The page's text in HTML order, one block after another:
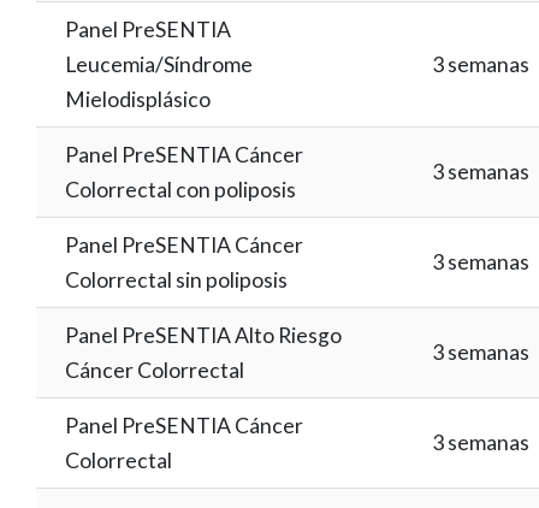
Panel PreSENTIA
Leucemia/Síndrome
Mielodisplásico
3 semanas
Panel PreSENTIA Cáncer
Colorrectal con poliposis
3 semanas
Panel PreSENTIA Cáncer
Colorrectal sin poliposis
3 semanas
Panel PreSENTIA Alto Riesgo
Cáncer Colorrectal
3 semanas
Panel PreSENTIA Cáncer
Colorrectal
3 semanas